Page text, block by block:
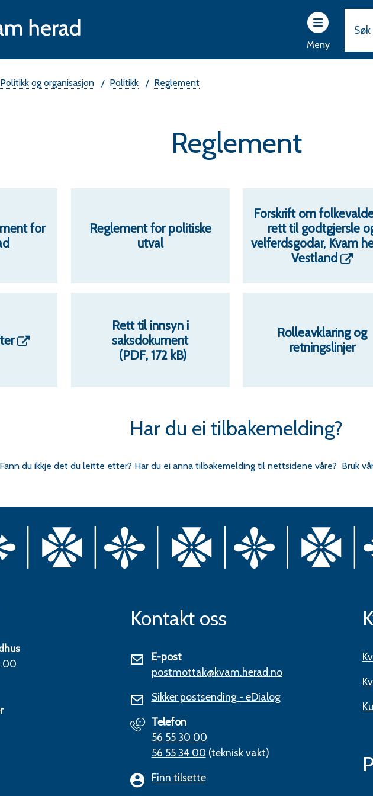
Kvam
herad
Meny
Politikk og organisasjon Politikk Reglement
Reglement
for
Reglement for politiske
utval
Forskrift om
rett til godtgjersle
velferdsgodar, Kvam
Vestland
Rett til innsyn i
saksdokument
(PDF, 172 kB)
Rolleavklaring og
retningslinjer
Har du ei tilbakemelding?
Fann du ikkje det du leitte etter? Har du ei anna tilbakemelding til nettsidene våre? Bruk
Kontakt oss
E-post
postmottak@kvam.herad.no
Sikker postsending - eDialog
Telefon
56 55 30 00
56 55 34 00 (teknisk vakt)
Finn tilsette